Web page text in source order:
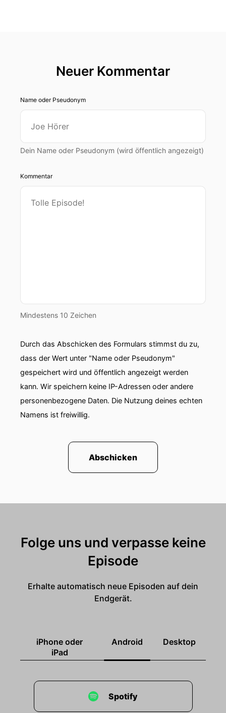
Neuer Kommentar
Name oder Pseudonym
Dein Name oder Pseudonym (wird öffentlich angezeigt)
Kommentar
Mindestens 10 Zeichen
Durch das Abschicken des Formulars stimmst du zu,
dass der Wert unter "Name oder Pseudonym"
gespeichert wird und öffentlich angezeigt werden
kann. Wir speichern keine IP-Adressen oder andere
personenbezogene Daten. Die Nutzung deines echten
Namens ist freiwillig.
Abschicken
Folge uns und verpasse keine
Episode
Erhalte automatisch neue Episoden auf dein
Endgerät.
iPhone oder
iPad
Android Desktop
Spotify